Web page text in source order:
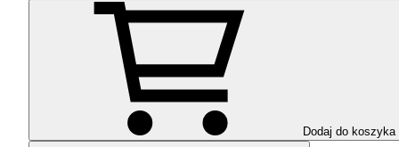
Dodaj do koszyka